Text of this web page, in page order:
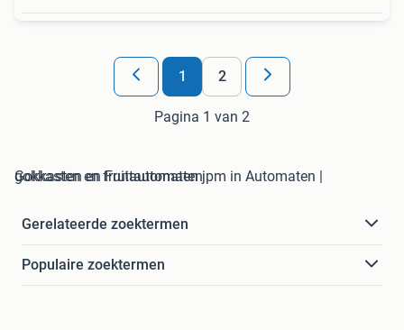
1 2
Pagina 1 van 2
gokkasten en fruitautomaten jpm in Automaten | Gokkasten en Fruitautomaten
Gerelateerde zoektermen
Populaire zoektermen